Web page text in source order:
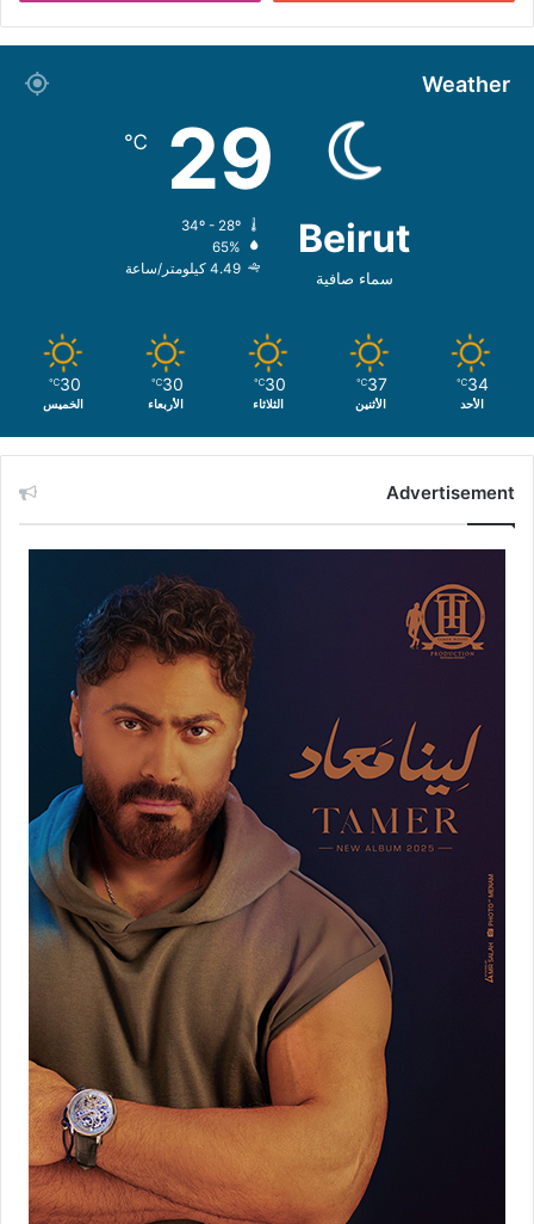
Weather
Beirut
سماء صافية
29
℃
65%
4.49 كيلومتر/ساعة
34
℃
الأحد
37
℃
الأثنين
30
℃
الثلاثاء
30
℃
الأربعاء
30
℃
الخميس
Advertisement